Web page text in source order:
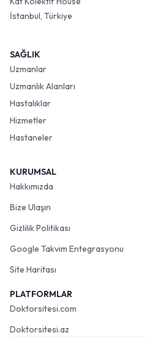
İstanbul, Türkiye
SAĞLIK
Uzmanlar
Uzmanlık Alanları
Hastalıklar
Hizmetler
Hastaneler
KURUMSAL
Hakkımızda
Bize Ulaşın
Gizlilik Politikası
Google Takvim Entegrasyonu
Site Haritası
PLATFORMLAR
Doktorsitesi.com
Doktorsitesi.az